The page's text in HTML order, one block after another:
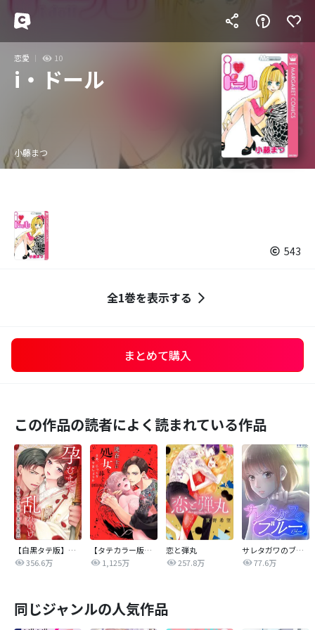
恋愛 10
i・ドール
小藤まつ
543
全1巻を表示する
まとめて購入
この作品の読者によく読まれている作品
【白黒タテ版】孕むまで乱れいけ～身代わり花嫁と軍服の猛愛
356.6万
【タテカラー版】漣蒼士に処女を捧ぐ～さあ、じっくり愛でましょうか
1,125万
恋と弾丸
257.8万
サレタガワのブルー【タテヨミ】
77.6万
同じジャンルの人気作品